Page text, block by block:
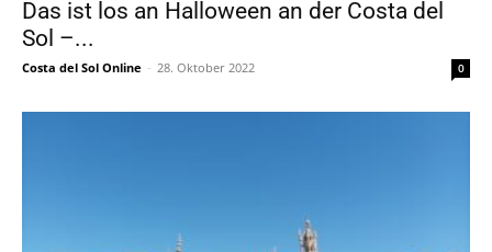
Das ist los an Halloween an der Costa del
Sol –...
Costa del Sol Online - 28. Oktober 2022 0